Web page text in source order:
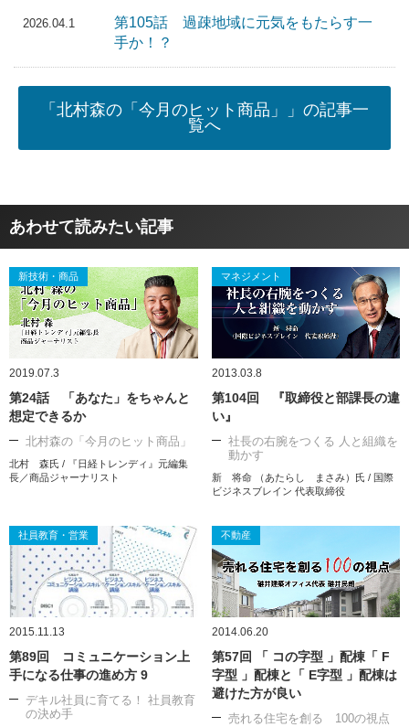
2026.04.1
第105話 過疎地域に元気をもたらす一
手か！？
「北村森の「今月のヒット商品」」の記事一
覧へ
あわせて読みたい記事
新技術・商品
2019.07.3
第24話 「あなた」をちゃんと
想定できるか
北村森の「今月のヒット商品」
北村 森氏 / 『日経トレンディ』元編集
長／商品ジャーナリスト
マネジメント
2013.03.8
第104回 『取締役と部課長の違
い』
社長の右腕をつくる 人と組織を
動かす
新 将命 （あたらし まさみ）氏 / 国際
ビジネスブレイン 代表取締役
社員教育・営業
2015.11.13
第89回 コミュニケーション上
手になる仕事の進め方 9
デキル社員に育てる！ 社員教育
の決め手
不動産
2014.06.20
第57回 「 コの字型 」配棟「 F
字型 」配棟と「 E字型 」配棟は
避けた方が良い
売れる住宅を創る 100の視点